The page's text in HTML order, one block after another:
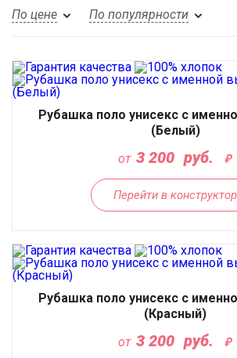
По цене По популярности
Рубашка поло унисекс с
(Белый)
от 3 200 руб.
Перейти в конструктор
Рубашка поло унисекс с
(Красный)
от 3 200 руб.